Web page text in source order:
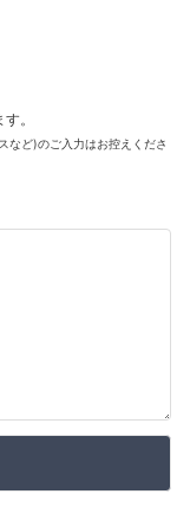
。
など)のご入力はお控えくださ